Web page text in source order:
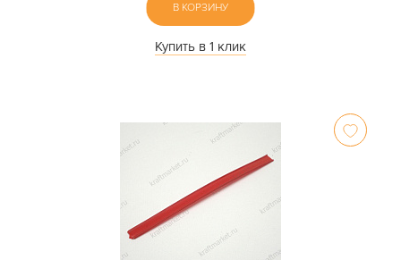
В КОРЗИНУ
Купить в 1 клик